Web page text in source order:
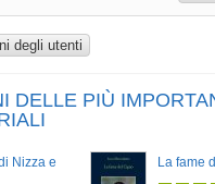
degli utenti
DELLE PIÙ
Nizza e
La fame